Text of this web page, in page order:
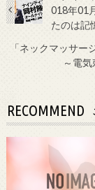
018年01
たのは記
「ネックマッサー
～電
RECOMMEND